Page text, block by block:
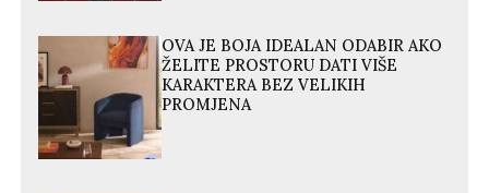
OVA JE BOJA IDEALAN ODABIR AKO
ŽELITE PROSTORU DATI VIŠE
KARAKTERA BEZ VELIKIH
PROMJENA